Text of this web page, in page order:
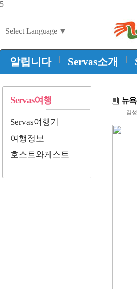
5
Select Language ▼
알립니다 | Servas소개 |
Servas여행
Servas여행기
여행정보
호스트와게스트
뉴
김